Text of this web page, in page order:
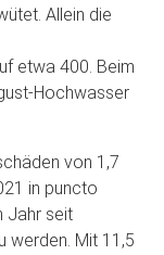
Allein die
etwa 400. Beim
Hochwasser
von 1,7
in puncto
Jahr seit
werden. Mit 11,5